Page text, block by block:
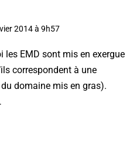
2014 à 9h57
les EMD sont mis en exergue
correspondent à une
domaine mis en gras).